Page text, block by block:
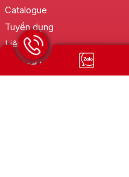
Catalogue
Tuyển dụng
Liên hệ
Hỗ trợ khách hàng